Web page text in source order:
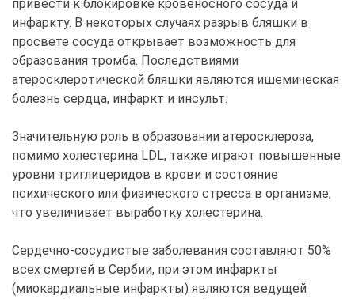
привести к блокировке кровеносного сосуда и
инфаркту. В некоторых случаях разрыв бляшки в
просвете сосуда открывает возможность для
образования тромба. Последствиями
атеросклеротической бляшки являются ишемическая
болезнь сердца, инфаркт и инсульт.
Значительную роль в образовании атеросклероза,
помимо холестерина LDL, также играют повышенные
уровни триглицеридов в крови и состояние
психического или физического стресса в организме,
что увеличивает выработку холестерина.
Сердечно-сосудистые заболевания составляют 50%
всех смертей в Сербии, при этом инфаркты
(миокардиальные инфаркты) являются ведущей